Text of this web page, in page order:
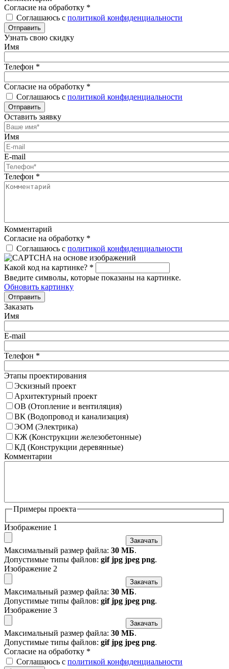
Согласие на обработку *
Соглашаюсь с политикой конфиденциальности
Отправить
Узнать свою скидку
Имя
Телефон *
Согласие на обработку *
Соглашаюсь с политикой конфиденциальности
Отправить
Оставить заявку
Имя
E-mail
Телефон *
Комментарий
Согласие на обработку *
Соглашаюсь с политикой конфиденциальности
Какой код на картинке? *
Введите символы, которые показаны на картинке.
Обновить картинку
Отправить
Заказать
Имя
E-mail
Телефон *
Этапы проектирования
Эскизный проект
Архитектурный проект
ОВ (Отопление и вентиляция)
ВК (Водопровод и канализация)
ЭОМ (Электрика)
КЖ (Конструкции железобетонные)
КД (Конструкции деревянные)
Комментарии
Примеры проекта
Изображение 1
Закачать
Максимальный размер файла: 30 МБ.
Допустимые типы файлов: gif jpg jpeg png.
Изображение 2
Закачать
Максимальный размер файла: 30 МБ.
Допустимые типы файлов: gif jpg jpeg png.
Изображение 3
Закачать
Максимальный размер файла: 30 МБ.
Допустимые типы файлов: gif jpg jpeg png.
Согласие на обработку *
Соглашаюсь с политикой конфиденциальности